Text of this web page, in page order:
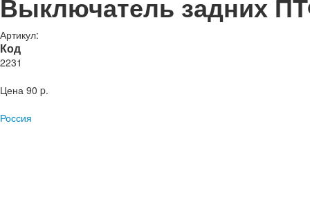
Выключатель задних
Артикул:
Код
2231
Цена 90 p.
Россия